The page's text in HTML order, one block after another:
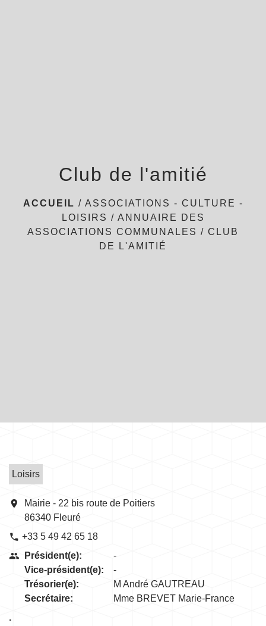
Club de l'amitié
ACCUEIL / ASSOCIATIONS - CULTURE -
LOISIRS / ANNUAIRE DES
ASSOCIATIONS COMMUNALES / CLUB
DE L'AMITIÉ
Loisirs
location_on
Mairie - 22 bis route de Poitiers
86340 Fleuré
phone +33 5 49 42 65 18
people
Président(e):
Vice-président(e):
Trésorier(e):
Secrétaire:
-
-
M André GAUTREAU
Mme BREVET Marie-France
.